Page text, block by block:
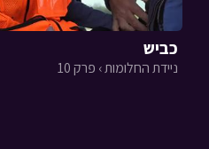
כביש
ניידת החלומות › פרק 10